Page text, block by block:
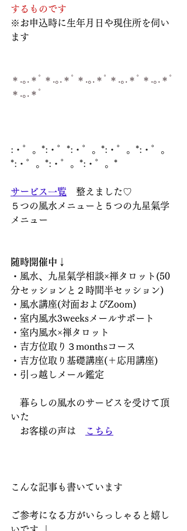
するものです
※お申込時に生年月日や現住所を伺い
ます
＊.｡.＊ﾟ＊.｡.＊ﾟ＊.｡.＊ﾟ＊.｡.＊ﾟ＊.｡.＊ﾟ
＊.｡.＊ﾟ
:・゜。*:・゜*:・゜。*:・゜。*:・゜。
*:・゜。*:・゜。*:・゜。*
サービス一覧 整えました♡
５つの風水メニューと５つの九星氣学
メニュー
随時開催中↓
・風水、九星氣学相談×禅タロット(50
分セッションと２時間半セッション)
・風水講座(対面およびZoom)
・室内風水3weeksメールサポート
・室内風水×禅タロット
・吉方位取り３monthsコース
・吉方位取り基礎講座(＋応用講座)
・引っ越しメール鑑定
暮らしの風水のサービスを受けて頂
いた
お客様の声は
こちら
こんな記事も書いています
ご参考になる方がいらっしゃると嬉し
いです ↓